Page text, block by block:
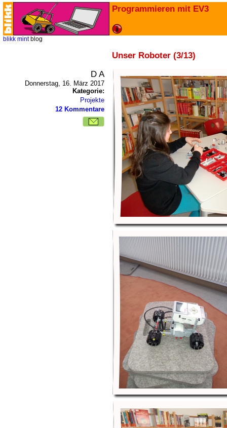
Programmieren mit EV3
blikk mint blog
Unser Roboter (3/13)
D A
Donnerstag, 16. März 2017
Kategorie:
Projekte
12 Kommentare